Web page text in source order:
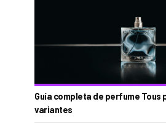
Guía completa de perfume Tous
variantes